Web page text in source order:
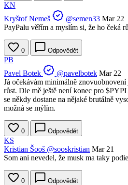
KN
Kryštof Nemeš
@semen33 Mar 22
PayPalu věřím a myslím si, že ho čeká
0 Odpovědět
PB
Pavel Botek
@pavelbotek Mar 22
Já očekávám minimálně
růst. Dle mě ještě není konec pro $PYPL
se někdy dostane na nějaké brutálně
možná se mýlím.
0 Odpovědět
KS
Kristian Šooš @sooskristian Mar 21
Som ani nevedel, že musk ma taky
0 Odpovědět